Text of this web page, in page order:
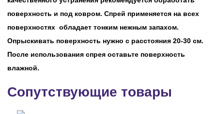
поверхность и под ковром. Спрей применяется на всех
поверхностях обладает тонким нежным запахом.
Опрыскивать поверхность нужно с расстояния 20-30 см.
После использования спрея оставьте поверхность
влажной.
Сопутствующие товары